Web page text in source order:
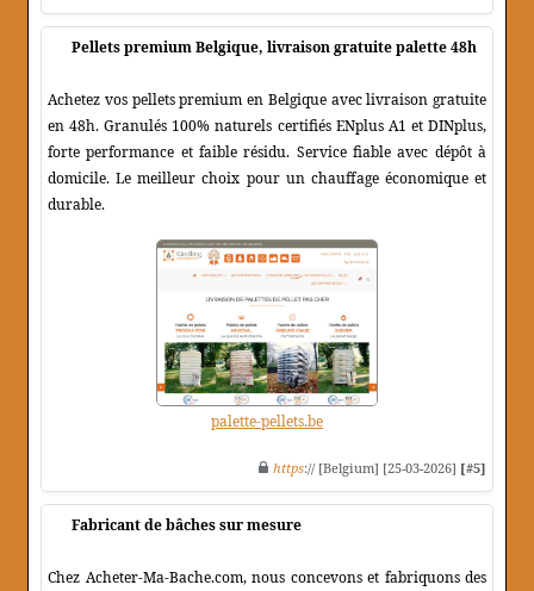
Pellets premium Belgique, livraison gratuite palette 48h
Achetez vos pellets premium en Belgique avec livraison gratuite
en 48h. Granulés 100% naturels certifiés ENplus A1 et DINplus,
forte performance et faible résidu. Service fiable avec dépôt à
domicile. Le meilleur choix pour un chauffage économique et
durable.
palette-pellets.be
https:// [Belgium] [25-03-2026] [#5]
Fabricant de bâches sur mesure
Chez Acheter-Ma-Bache.com, nous concevons et fabriquons des